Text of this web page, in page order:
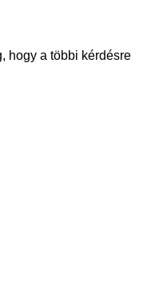
hogy a többi kérdésre